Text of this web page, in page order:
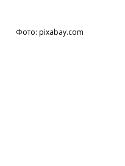
Фото: pixabay.com